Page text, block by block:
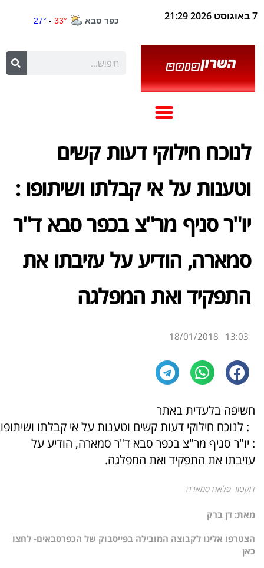
7 באוגוסט 2026 21:29
לנוכח חילוקי דעות קשים
וטענות על אי קבלתו ושיתופו :
יו"ר סניף מר"צ בכפר סבא ד"ר
סמארה, הודיע על עזיבתו את
התפקיד ואת המפלגה
13:03
18/01/2018
חשיפה בלעדית באתר
: לנוכח חילוקי דעות קשים וטענות על אי קבלתו ושיתופו
: יו"ר סניף מר"צ בכפר סבא ד"ר סמארה, הודיע על
עזיבתו את התפקיד ואת המפלגה.
דוקטור פלאח סמארה
מאת: דן ברק
הצטרפו אלינו לקבוצה המובילה בפייסבוק של הכפרסבאים- לחצו
כאן